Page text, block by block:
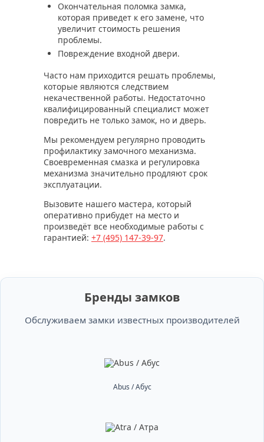
Окончательная поломка замка,
которая приведет к его замене, что
увеличит стоимость решения
проблемы.
Повреждение входной двери.
Часто нам приходится решать проблемы,
которые являются следствием
некачественной работы. Недостаточно
квалифицированный специалист может
повредить не только замок, но и дверь.
Мы рекомендуем регулярно проводить
профилактику замочного механизма.
Своевременная смазка и регулировка
механизма значительно продляют срок
эксплуатации.
Вызовите нашего мастера, который
оперативно прибудет на место и
произведёт все необходимые работы с
гарантией: +7 (495) 147-39-97.
Бренды замков
Обслуживаем замки известных производителей
Abus / Абус